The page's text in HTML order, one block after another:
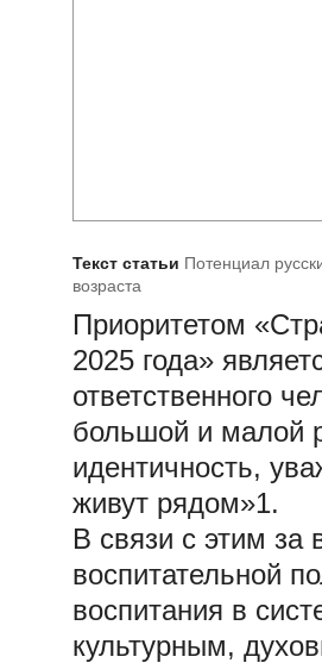
Текст статьи Потенциал
возраста
Приоритетом
2025 года»
ответственного
большой и малой
идентичность,
живут рядом»1.
В связи с этим за
воспитательной
воспитания в
культурным,